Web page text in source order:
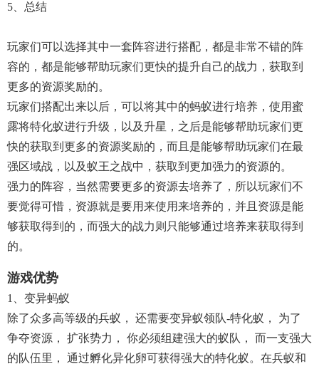
5、总结
玩家们可以选择其中一套阵容进行搭配，都是非常不错的阵
容的，都是能够帮助玩家们更快的提升自己的战力，获取到
更多的资源奖励的。
玩家们搭配出来以后，可以将其中的蚂蚁进行培养，使用蜜
露将特化蚁进行升级，以及升星，之后是能够帮助玩家们更
快的获取到更多的资源奖励的，而且是能够帮助玩家们在最
强区域战，以及蚁王之战中，获取到更加强力的资源的。
强力的阵容，当然需要更多的资源去培养了，所以玩家们不
要觉得可惜，资源就是要用来使用来培养的，并且资源是能
够获取得到的，而强大的战力则只能够通过培养来获取得到
的。
游戏优势
1、变异蚂蚁
除了众多高等级的兵蚁， 还需要变异蚁领队-特化蚁， 为了
争夺资源， 扩张势力， 你必须组建强大的蚁队， 而一支强大
的队伍里， 通过孵化异化卵可获得强大的特化蚁。在兵蚁和